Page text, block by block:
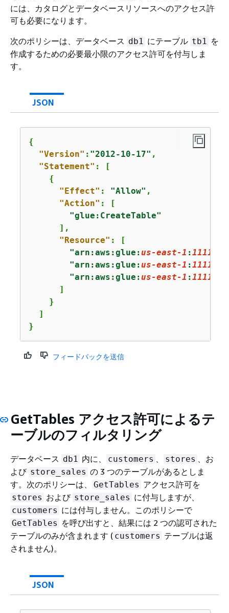
には、カタログとデータベースリソースへのアクセス許
可も必要になります。
次のポリシーは、データベース db1 にテーブル tb1
を
作成するための必要最小限のアクセス許可を付与しま
す。
JSON
{
"Version" : "2012-10-17" ,
"Statement" : [
{
"Effect" : "Allow" ,
"Action" : [
"glue:CreateTable"
      ],
"Resource" : [
"arn:aws:glue:us-east-1 :
"arn:aws:glue:us-east-1 :
"arn:aws:glue:us-east-1 :
      ]
    }
  ]
}
フィードバックを送信
GetTables アクセス許可によるテ
ーブルのフィルタリング
データベース db1 内に、 customers 、 stores 、お
よび store_sales の 3 つのテーブルがあるとしま
す。次のポリシーは、
GetTables アクセス許可を
stores および store_sales に付与しますが、
customers には付与しません。このポリシーで
GetTables を呼び出すと、結果には 2 つの認可された
テーブルのみが含まれます ( customers テーブルは返
されません)。
JSON